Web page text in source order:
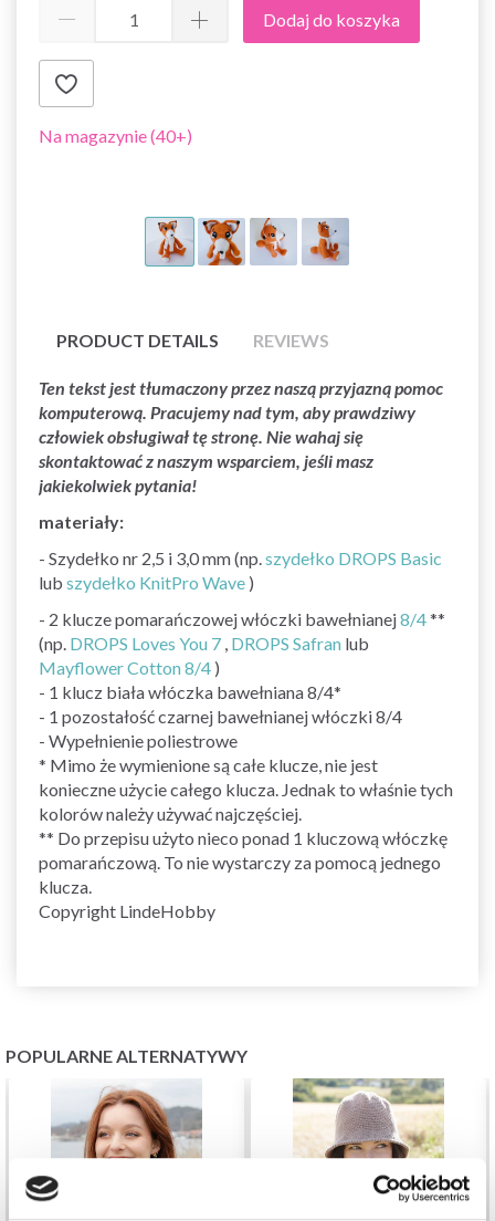
Dodaj do koszyka
Na magazynie (40+)
PRODUCT DETAILS REVIEWS
Ten tekst jest tłumaczony przez naszą przyjazną pomoc
komputerową. Pracujemy nad tym, aby prawdziwy
człowiek obsługiwał tę stronę. Nie wahaj się
skontaktować z naszym wsparciem, jeśli masz
jakiekolwiek pytania!
materiały:
- Szydełko nr 2,5 i 3,0 mm (np. szydełko DROPS Basic
lub szydełko KnitPro Wave )
- 2 klucze pomarańczowej włóczki bawełnianej8/4**
(np. DROPS Loves You 7 DROPS Safran lub
Mayflower Cotton 8/4 )
- 1 klucz biała włóczka bawełniana 8/4*
- 1 pozostałość czarnej bawełnianej włóczki 8/4
- Wypełnienie poliestrowe
* Mimo że wymienione są całe klucze, nie jest
konieczne użycie całego klucza. Jednak to właśnie tych
kolorów należy używać najczęściej.
** Do przepisu użyto nieco ponad 1 kluczową włóczkę
pomarańczową. To nie wystarczy za pomocą jednego
klucza.
Copyright LindeHobby
POPULARNE ALTERNATYWY